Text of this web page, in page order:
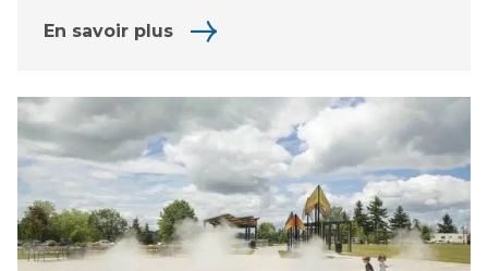
En savoir plus